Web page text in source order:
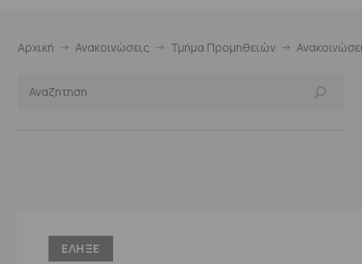
Αρχική Ανακοινώσεις Τμήμα Προμηθειών
ΕΛΗΞΕ